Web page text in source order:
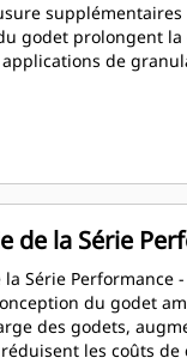
godet prolongent la
de
de la Série
Série Performance
du godet
des godets,
les coûts de